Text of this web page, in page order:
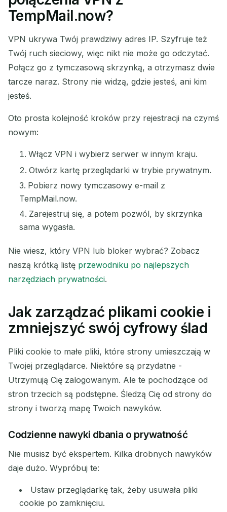
TempMail.now?
VPN ukrywa Twój prawdziwy adres IP. Szyfruje też
Twój ruch sieciowy, więc nikt nie może go odczytać.
Połącz go z tymczasową skrzynką, a otrzymasz dwie
tarcze naraz. Strony nie widzą, gdzie jesteś, ani kim
jesteś.
Oto prosta kolejność kroków przy rejestracji na czymś
nowym:
Włącz VPN i wybierz serwer w innym kraju.
Otwórz kartę przeglądarki w trybie prywatnym.
Pobierz nowy tymczasowy e-mail z
TempMail.now.
Zarejestruj się, a potem pozwól, by skrzynka
sama wygasła.
Nie wiesz, który VPN lub bloker wybrać? Zobacz
naszą krótką listę przewodniku po najlepszych
narzędziach prywatności.
Jak zarządzać plikami cookie i
zmniejszyć swój cyfrowy ślad
Pliki cookie to małe pliki, które strony umieszczają w
Twojej przeglądarce. Niektóre są przydatne -
Utrzymują Cię zalogowanym. Ale te pochodzące od
stron trzecich są podstępne. Śledzą Cię od strony do
strony i tworzą mapę Twoich nawyków.
Codzienne nawyki dbania o prywatność
Nie musisz być ekspertem. Kilka drobnych nawyków
daje dużo. Wypróbuj te:
Ustaw przeglądarkę tak, żeby usuwała pliki
cookie po zamknięciu.